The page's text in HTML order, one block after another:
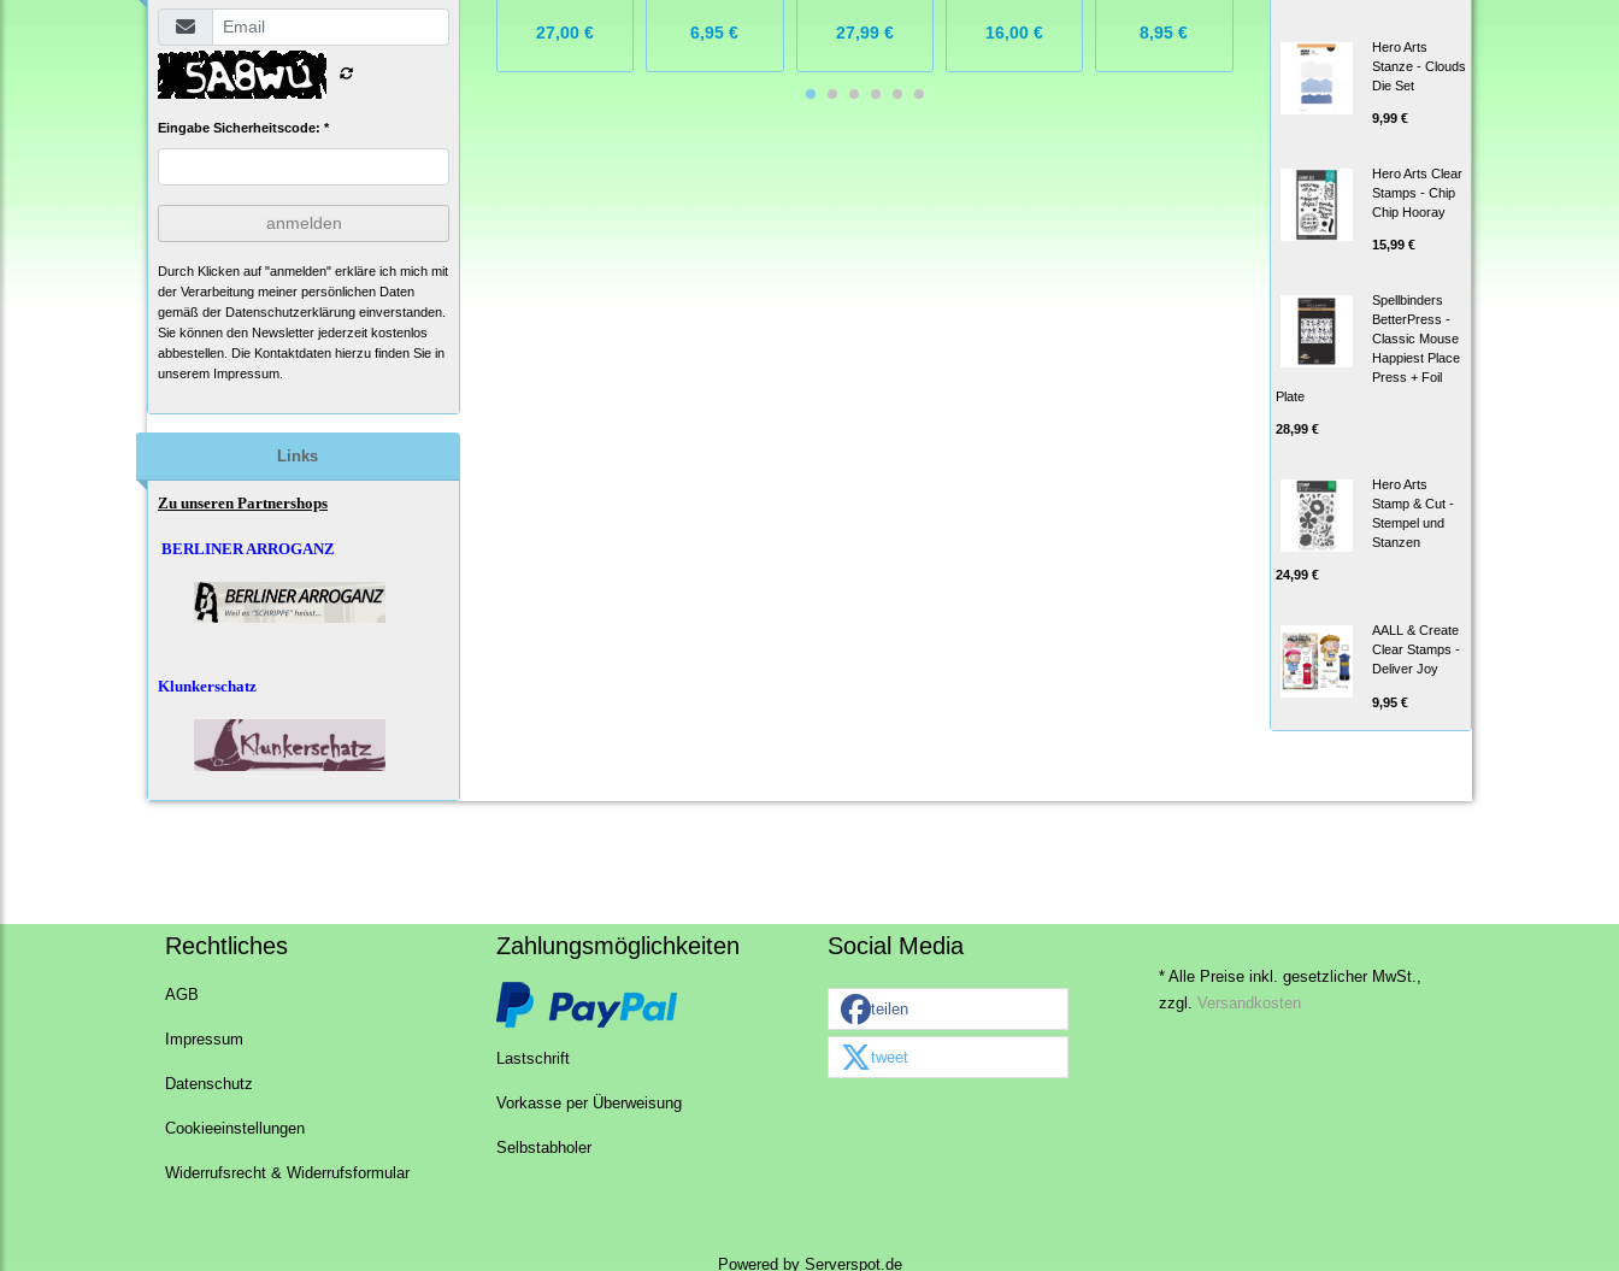
Eingabe Sicherheitscode: *
anmelden
Durch Klicken auf "anmelden" erkläre ich mich mit
der Verarbeitung meiner persönlichen Daten
gemäß der Datenschutzerklärung einverstanden.
Sie können den Newsletter jederzeit kostenlos
abbestellen. Die Kontaktdaten hierzu finden Sie in
unserem Impressum.
Links
Zu unseren Partnershops
BERLINER ARROGANZ
Klunkerschatz
27,00 € 6,95 € 27,99 € 16,00 € 8,95 €
Hero Arts
Stanze - Clouds
Die Set
9,99 €
Hero Arts Clear
Stamps - Chip
Chip Hooray
15,99 €
Spellbinders
BetterPress -
Classic Mouse
Happiest Place
Press + Foil
Plate
28,99 €
Hero Arts
Stamp & Cut -
Stempel und
Stanzen
24,99 €
AALL & Create
Clear Stamps -
Deliver Joy
9,95 €
Rechtliches
AGB
Impressum
Datenschutz
Cookieeinstellungen
Widerrufsrecht & Widerrufsformular
Zahlungsmöglichkeiten
Lastschrift
Vorkasse per Überweisung
Selbstabholer
Social Media
teilen
tweet
* Alle Preise inkl. gesetzlicher MwSt.,
zzgl. Versandkosten
Powered by Serverspot.de